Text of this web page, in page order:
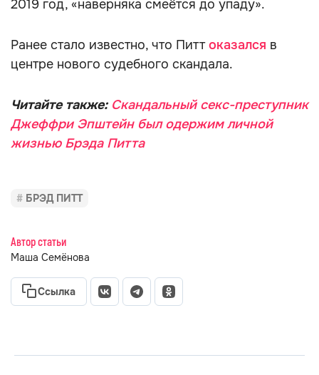
2019 год, «наверняка смеётся до упаду».
Ранее стало известно, что Питтоказался в
центре нового судебного скандала.
Читайте также: Скандальный секс-преступник
Джеффри Эпштейн был одержим личной
жизнью Брэда Питта
БРЭД ПИТТ
Автор статьи
Маша Семёнова
Ссылка